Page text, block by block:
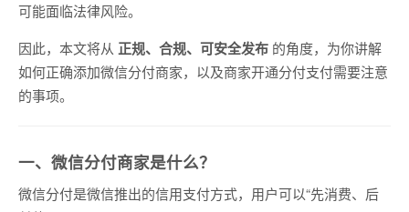
可能面临法律风险。
因此，本文将从 正规、合规、可安全发布 的角度，为你讲解
如何正确添加微信分付商家，以及商家开通分付支付需要注意
的事项。
一、微信分付商家是什么？
微信分付是微信推出的信用支付方式，用户可以“先消费、后